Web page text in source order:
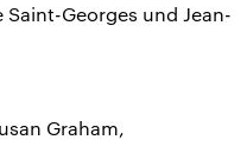
Georges und Jean-
Graham,